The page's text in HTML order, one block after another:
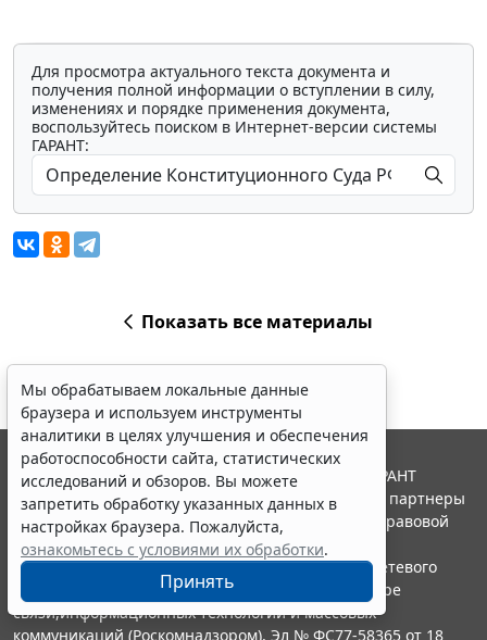
Для просмотра актуального текста документа и
получения полной информации о вступлении в силу,
изменениях и порядке применения документа,
воспользуйтесь поиском в Интернет-версии системы
ГАРАНТ:
Показать все материалы
Мы обрабатываем локальные данные
браузера и используем инструменты
аналитики в целях улучшения и обеспечения
работоспособности сайта, статистических
исследований и обзоров. Вы можете
запретить обработку указанных данных в
настройках браузера. Пожалуйста,
ознакомьтесь с условиями их обработки.
Принять
© ООО "НПП "ГАРАНТ-СЕРВИС", 2026. Система ГАРАНТ
выпускается с 1990 года. Компания "Гарант" и ее партнеры
являются участниками Российской ассоциации правовой
информации ГАРАНТ.
Портал ГАРАНТ.РУ зарегистрирован в качестве сетевого
издания Федеральной службой по надзору в сфере
связи,информационных технологий и массовых
коммуникаций (Роскомнадзором), Эл № ФС77-58365 от 18